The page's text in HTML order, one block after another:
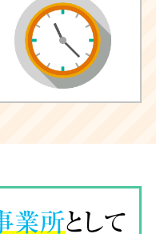
業所として